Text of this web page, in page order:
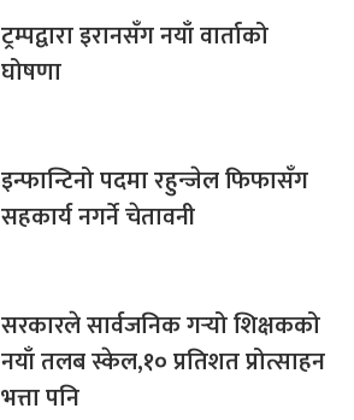
ट्रम्पद्वारा इरानसँग नयाँ वार्ताको
घोषणा
इन्फान्टिनो पदमा रहुन्जेल फिफासँग
सहकार्य नगर्ने चेतावनी
सरकारले सार्वजनिक गर्‍यो शिक्षकको
नयाँ तलब स्केल,१० प्रतिशत प्रोत्साहन
भत्ता पनि